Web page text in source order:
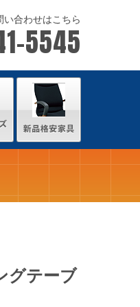
い合わせはこちら
5545
グテーブ